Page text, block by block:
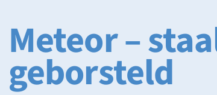
Meteor –
geborsteld